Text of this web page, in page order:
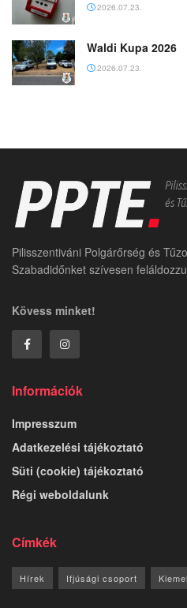
2026.07.23.
Waldi Kupa 2026
2026.07.23.
Pilisszentiváni Polgárőrség és
Szabadidőnket szívesen
Kövess minket!
Információk
Impresszum
Adatkezelési tájékoztató
Süti (cookie) tájékoztató
Régi weboldalunk
Címkék
Hírek Ifjúsági csoport